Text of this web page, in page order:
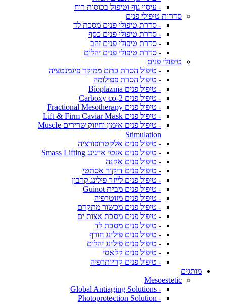
- עיסוי גוף וטיפול בכוסות רוח
סדרות טיפולי פנים
- סדרת טיפולי פנים מסכת לד
- סדרת טיפולי פנים כסף
- סדרת טיפולי פנים זהב
- סדרת טיפולי פנים יהלום
טיפולי פנים
- טיפול הסרת כתם ממוקד פיגמנטציה
- טיפול הסרת פפילומה
- טיפול פנים Bioplazma
- טיפול פנים Carboxy co-2
- טיפול פנים Fractional Mesotherapy
- טיפול פנים Lift & Firm Caviar Mask
- טיפול פנים אימון וחיזוק שרירים Muscle
Stimulation
- טיפול פנים אלקטרופורציה
- טיפול פנים אנטי אייגינג Smass Lifting
- טיפול פנים אקנה
- טיפול פנים דיקור אסתטי
- טיפול פנים לייזר פילינג קרבון
- טיפול פנים מבית Guinot
- טיפול פנים מזוטרפיה
- טיפול פנים מכשור מתקדם
- טיפול פנים מסכת אצות ים
- טיפול פנים מסכת לד
- טיפול פנים פילינג חורף
- טיפול פנים פילינג יהלום
- טיפול פנים קלאסי
- טיפול פנים קריותרפיה
מותגים
Mesoestetic
- Global Antiaging Solutions
- Photoprotection Solution